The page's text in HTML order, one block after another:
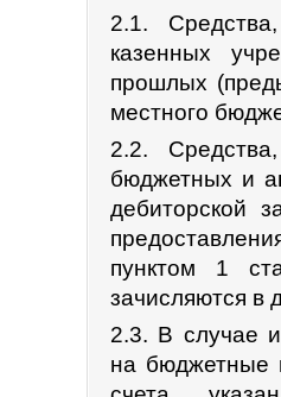
2.1.
казенных
прошлых
местного
2.2.
бюджетных и
дебиторской
пунктом 1
зачисляются в
2.3. В случае
на бюджетные